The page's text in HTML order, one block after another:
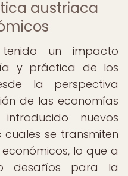
austriaca
un impacto
y práctica de los
la perspectiva
de las economías
nuevos
se transmiten
lo que a
desafíos para la